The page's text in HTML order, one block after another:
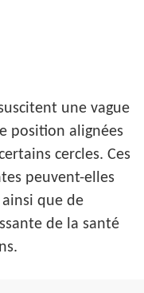
une vague
position alignées
cercles. Ces
peuvent-elles
que de
de la santé